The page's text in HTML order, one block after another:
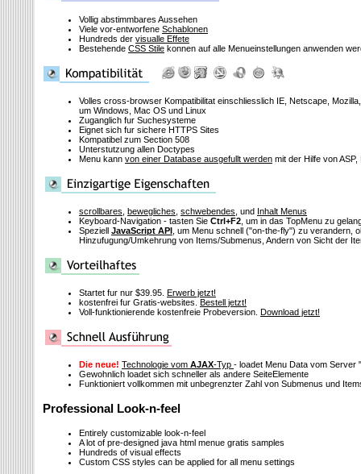
Vollig abstimmbares Aussehen
Viele vor-entworfene Schablonen
Hundreds der visualle Effete
Bestehende CSS Stile konnen auf alle Menueinstellungen anwenden
Volles cross-browser Kompatibilitat einschliesslich IE, Netscape,
um Windows, Mac OS und Linux
Zuganglich fur Suchesysteme
Eignet sich fur sichere HTTPS Sites
Kompatibel zum Section 508
Unterstutzung allen Doctypes
Menu kann von einer Database ausgefullt werden mit der Hilfe von ASP,
scrollbares bewegliches schwebendes , und Inhalt Menus
Keyboard-Navigation - tasten Sie Ctrl+F2 , um in das TopMenu zu
Speziell JavaScript API , um Menu schnell ("on-the-fly") zu verandern,
Hinzufugung/Umkehrung von Items/Submenus, Andern von Sicht der
Startet fur nur $39.95. Erwerb jetzt!
kostenfrei fur Gratis-websites. Bestell jetzt!
Voll-funktionierende kostenfreie Probeversion. Download jetzt!
Die neue! Technologie vom AJAX-Typ - loadet Menu Data vom Server
Gewohnlich loadet sich schneller als andere SeiteElemente
Funktioniert vollkommen mit unbegrenzter Zahl von Submenus und
Professional Look-n-feel
Entirely customizable look-n-feel
A lot of pre-designed java html menue gratis samples
Hundreds of visual effects
Custom CSS styles can be applied for all menu settings